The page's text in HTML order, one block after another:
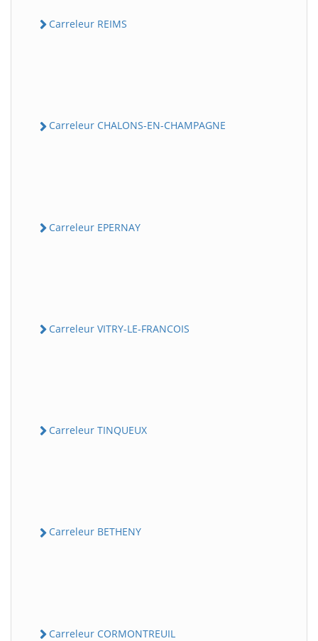
Carreleur REIMS
Carreleur CHALONS-EN-CHAMPAGNE
Carreleur EPERNAY
Carreleur VITRY-LE-FRANCOIS
Carreleur TINQUEUX
Carreleur BETHENY
Carreleur CORMONTREUIL